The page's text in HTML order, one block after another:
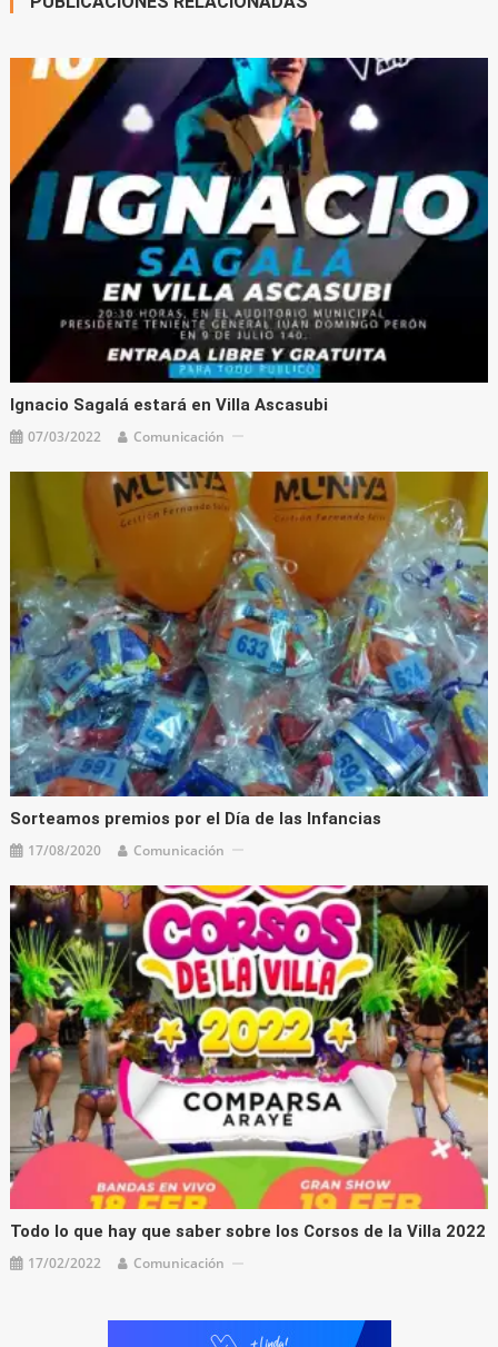
Ignacio Sagalá estará en Villa Ascasubi
07/03/2022 Comunicación
Sorteamos premios por el Día de las Infancias
17/08/2020 Comunicación
Todo lo que hay que saber sobre los Corsos de la Villa 2022
17/02/2022 Comunicación